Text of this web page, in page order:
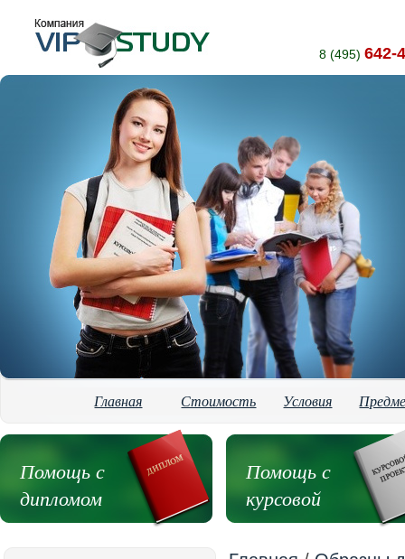
8 (495) 642-
Главная Стоимость Условия
Помощь с
дипломом
Помощь с
курсовой